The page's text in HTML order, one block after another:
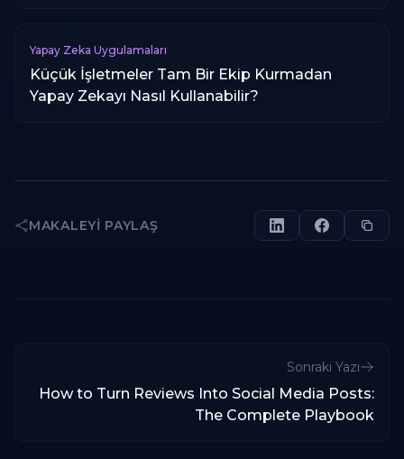
Yapay Zeka Uygulamaları
Küçük İşletmeler Tam Bir Ekip Kurmadan
Yapay Zekayı Nasıl Kullanabilir?
MAKALEYI PAYLAŞ
Sonraki Yazı
How to Turn Reviews Into Social Media Posts:
The Complete Playbook